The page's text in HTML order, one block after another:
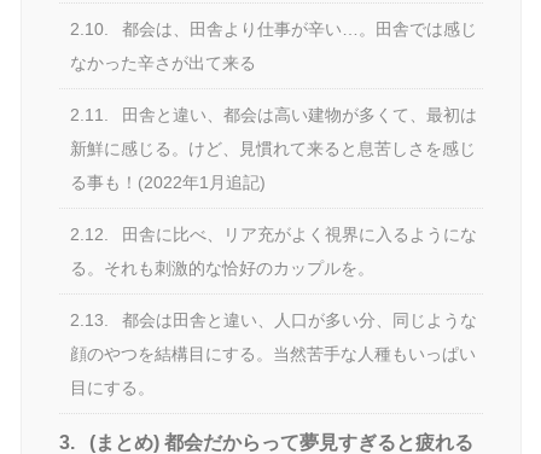
2.10.
都会は、田舎より仕事が辛い…。田舎では感じ
なかった辛さが出て来る
2.11.
田舎と違い、都会は高い建物が多くて、最初は
新鮮に感じる。けど、見慣れて来ると息苦しさを感じ
る事も！(2022年1月追記)
2.12.
田舎に比べ、リア充がよく視界に入るようにな
る。それも刺激的な恰好のカップルを。
2.13.
都会は田舎と違い、人口が多い分、同じような
顔のやつを結構目にする。当然苦手な人種もいっぱい
目にする。
3.
(まとめ) 都会だからって夢見すぎると疲れる